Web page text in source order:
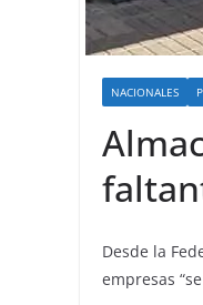
NACIONALES
Desde la
empresas